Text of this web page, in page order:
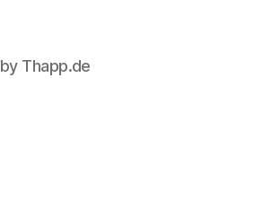
by Thapp.de